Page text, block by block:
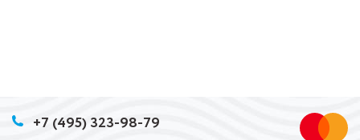
+7 (495) 323-98-79